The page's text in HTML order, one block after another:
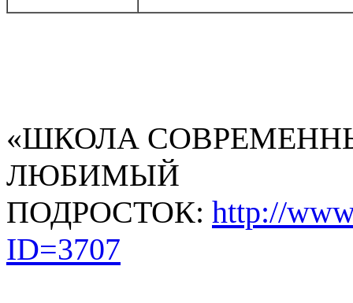
«ШКОЛА
ЛЮБИМЫЙ
ПОДРОСТОК: http://
ID=3707